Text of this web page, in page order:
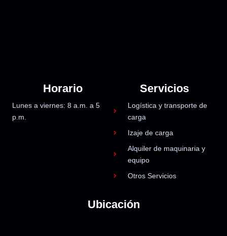
Horario
Lunes a viernes: 8 a.m. a 5
p.m.
Servicios
Logística y transporte de
carga
Izaje de carga
Alquiler de maquinaria y
equipo
Otros Servicios
Ubicación